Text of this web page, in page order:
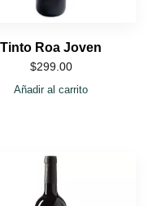
Tinto Roa Joven
$299.00
Añadir al carrito